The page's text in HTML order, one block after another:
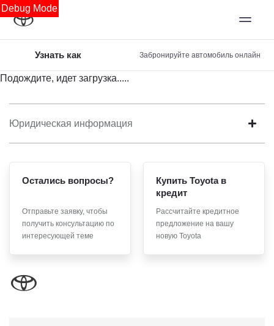
Debug Mode
Забронируйте автомобиль онлайн
Узнать как
Подождите, идет загрузка.....
Юридическая информация
Остались вопросы?
Отправьте заявку, чтобы
получить консультацию по
интересующей теме
Купить Toyota в
кредит
Рассчитайте кредитное
предложение на вашу
новую Toyota